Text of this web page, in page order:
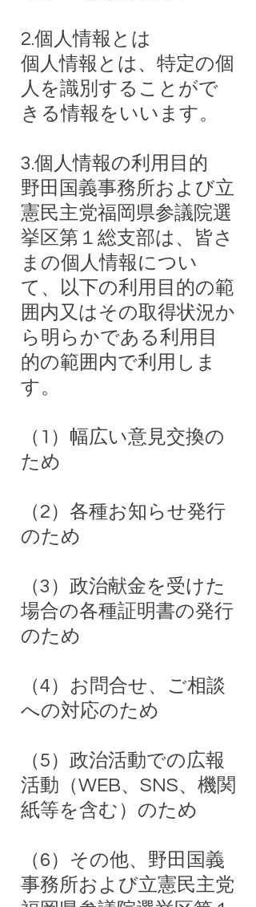
2.個人情報とは
個人情報とは、特定の個
人を識別することがで
きる情報をいいます。
3.個人情報の利用目的
野田国義事務所および立
憲民主党福岡県参議院選
挙区第１総支部は、皆さ
まの個人情報につい
て、以下の利用目的の範
囲内又はその取得状況か
ら明らかである利用目
的の範囲内で利用しま
す。
（1）幅広い意見交換の
ため
（2）各種お知らせ発行
のため
（3）政治献金を受けた
場合の各種証明書の発行
のため
（4）お問合せ、ご相談
への対応のため
（5）政治活動での広報
活動（WEB、SNS、機関
紙等を含む）のため
（6）その他、野田国義
事務所および立憲民主党